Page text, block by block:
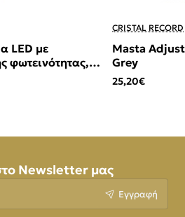
LED με
φωτεινότητας,
2700K
CRISTAL RECORD
Masta
Grey
25,20€
Newsletter μας
Εγγραφή